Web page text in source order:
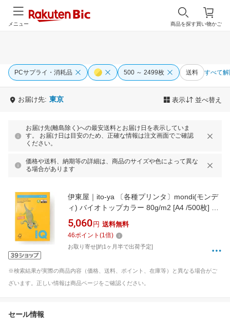
買い物かご
商品を探す
メニュー
PCサプライ・消耗品 500 ～ 2499枚 送料 すべて
お届け先: 東京 表示 並べ替え
お届け先(離島除く)への最安送料とお届け日を表示していま
す。 お届け日は目安のため、正確な情報は注文画面でご確認
ください。
価格や送料、納期等の詳細は、商品のサイズや色によって異な
る場合があります
伊東屋｜ito-ya 〔各種プリンタ〕mondi(モンデ
ィ) バイオトップカラー 80g/m2 [A4 /500枚] オ
ールドゴールド BT523[BT523]
5,060 円 送料無料
46ポイント (1倍)
お取り寄せ[約1ヶ月半で出荷予定]
※検索結果が実際の商品内容（価格、送料、ポイント、在庫等）と異なる場合がご
ざいます。正しい情報は商品ページをご確認ください。
セール情報